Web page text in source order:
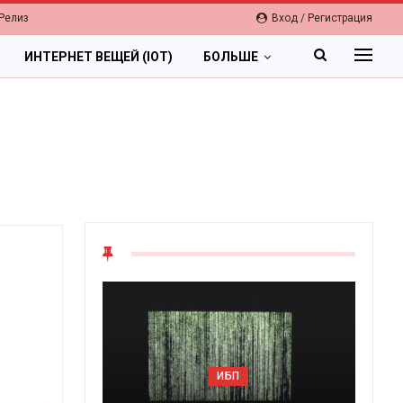
Вход / Регистрация
ИНТЕРНЕТ ВЕЩЕЙ (IOT) БОЛЬШЕ
ОБЛАКА
Цифровая экономика 2026.